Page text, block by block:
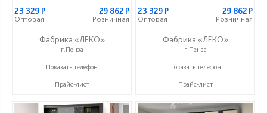
23 329Р
Оптовая
29 862Р
Розничная
Фабрика «ЛЕКО»
г.Пенза
+7 (800) 222-93-90
Показать телефон
Прайс-лист
23 329Р
Оптовая
29 862Р
Розничная
Фабрика «ЛЕКО»
г.Пенза
+7 (800) 222-93-90
Показать телефон
Прайс-лист